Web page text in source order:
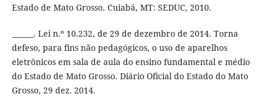
Estado de Mato Grosso. Cuiabá, MT: SEDUC, 2010.
______. Lei n.º 10.232, de 29 de dezembro de 2014. Torna
defeso, para fins não pedagógicos, o uso de aparelhos
eletrônicos em sala de aula do ensino fundamental e médio
do Estado de Mato Grosso. Diário Oficial do Estado do Mato
Grosso, 29 dez. 2014.